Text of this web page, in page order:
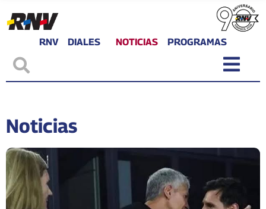
RNV DIALES NOTICIAS PROGRAMAS
Noticias